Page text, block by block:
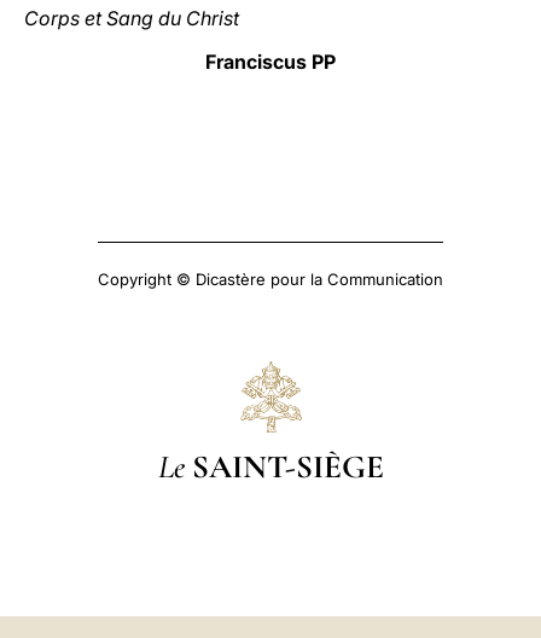
Corps et Sang du Christ
Franciscus PP
Copyright © Dicastère pour la Communication
Le SAINT-SIÈGE